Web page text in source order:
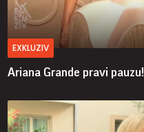
EXKLUZIV
Ariana Grande pravi pauzu!